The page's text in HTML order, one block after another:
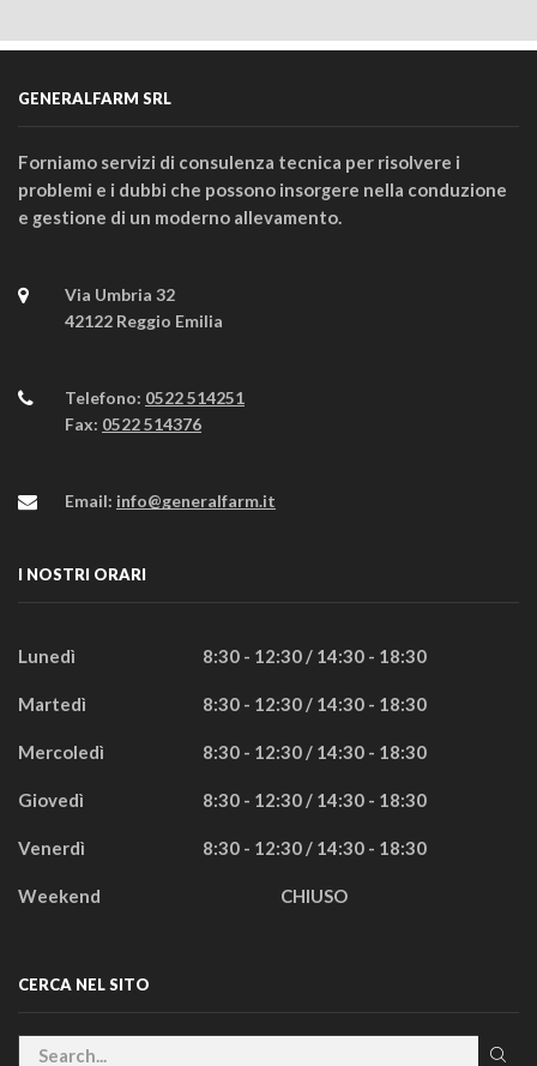
GENERALFARM SRL
Forniamo servizi di consulenza tecnica per risolvere i
problemi e i dubbi che possono insorgere nella conduzione
e gestione di un moderno allevamento.
Via Umbria 32
42122 Reggio Emilia
Telefono: 0522 514251
Fax: 0522 514376
Email: info@generalfarm.it
I NOSTRI ORARI
Lunedì 8:30 - 12:30 / 14:30 - 18:30
Martedì 8:30 - 12:30 / 14:30 - 18:30
Mercoledì 8:30 - 12:30 / 14:30 - 18:30
Giovedì 8:30 - 12:30 / 14:30 - 18:30
Venerdì 8:30 - 12:30 / 14:30 - 18:30
Weekend CHIUSO
CERCA NEL SITO